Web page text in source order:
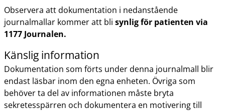
Observera att dokumentation i nedanstående
journalmallar kommer att bli synlig för patienten via
1177 Journalen.
Känslig information
Dokumentation som förts under denna journalmall blir
endast läsbar inom den egna enheten. Övriga som
behöver ta del av informationen måste bryta
sekretesspärren och dokumentera en motivering till